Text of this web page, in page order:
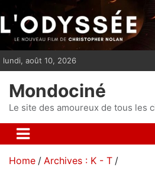
i
p
n
lundi, août 10, 2026
Mondociné
Le site des amoureux de tous les
Home
Archives : K - T